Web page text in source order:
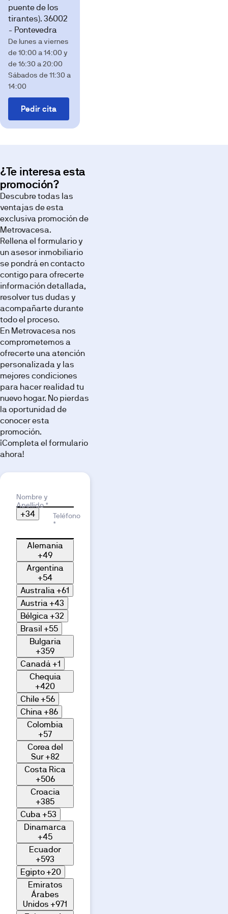
de
mayor
potencial
urbanístico
de
Pontevedra,
tan
solo
minutos
centro
de
Pontevedra
y
a
siete
minutos
en
coche
al
acceso
de
la
autopista
AP-
9
que
proporciona
excelentes
conexiones.
Promoción
en
Fase
de
Comercialización.
Piso
piloto
Es
vida,
vivirla
puente de los
tirantes). 36002
- Pontevedra
De lunes a viernes
de 10:00 a 14:00 y
de 16:30 a 20:00
Sábados de 11:30 a
14:00
Pedir cita
¿Te interesa esta
promoción?
Descubre todas las
ventajas de esta
exclusiva promoción de
Metrovacesa.
Rellena el formulario y
un asesor inmobiliario
se pondrá en contacto
contigo para ofrecerte
información detallada,
resolver tus dudas y
acompañarte durante
todo el proceso.
En Metrovacesa nos
comprometemos a
ofrecerte una atención
personalizada y las
mejores condiciones
para hacer realidad tu
nuevo hogar. No pierdas
la oportunidad de
conocer esta
promoción.
¡Completa el formulario
ahora!
Nombre y
Apellido *
+34
Alemania
+49
Argentina
+54
Australia+61
Austria+43
Bélgica+32
Brasil +55
Bulgaria
+359
Canadá+1
Chequia
+420
Chile+56
China+86
Colombia
+57
Corea del
Sur+82
Costa Rica
+506
Croacia
+385
Cuba+53
Dinamarca
+45
Ecuador
+593
Egipto+20
Emiratos
Árabes
Unidos +971
Teléfono
*
Motivo de interés
Imágenes
Salón
Piscina Terraza
Dormitorio Baño
Videos
Imágenes,
infografías
recreaciones
ilustrativos.
amueblamiento,
iluminación
mostrados
producto
entregable